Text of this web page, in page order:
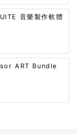
音樂製作軟體
ART Bundle